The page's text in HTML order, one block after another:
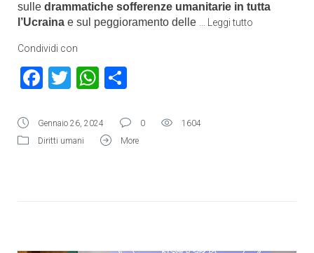
sulle drammatiche sofferenze umanitarie in tutta
l’Ucraina e sul peggioramento delle Leggi tutto
Condividi con
Facebook
TwitterWhatsApp
Gennaio 26, 2024 0
1604
Diritti umani
More